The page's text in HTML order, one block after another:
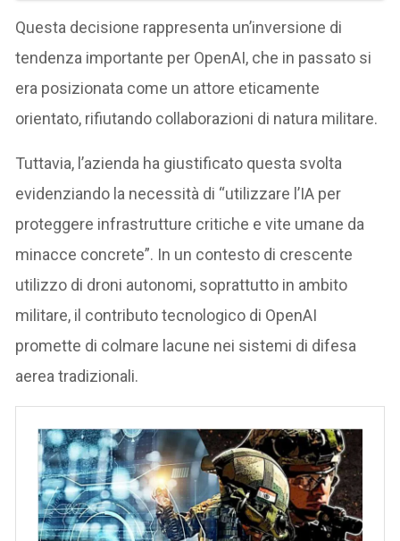
Questa decisione rappresenta un’inversione di
tendenza importante per OpenAI, che in passato si
era posizionata come un attore eticamente
orientato, rifiutando collaborazioni di natura militare.
Tuttavia, l’azienda ha giustificato questa svolta
evidenziando la necessità di “utilizzare l’IA per
proteggere infrastrutture critiche e vite umane da
minacce concrete”. In un contesto di crescente
utilizzo di droni autonomi, soprattutto in ambito
militare, il contributo tecnologico di OpenAI
promette di colmare lacune nei sistemi di difesa
aerea tradizionali.